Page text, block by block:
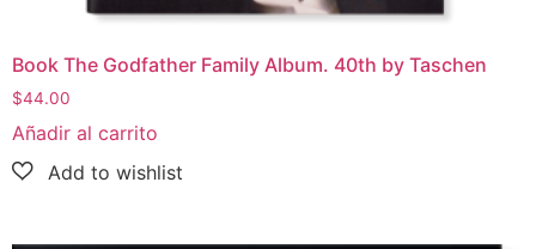
Book The Godfather Family Album. 40th by Taschen
$44.00
Añadir al carrito